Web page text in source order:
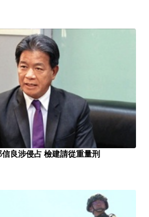
良涉侵占 檢建請從重量刑